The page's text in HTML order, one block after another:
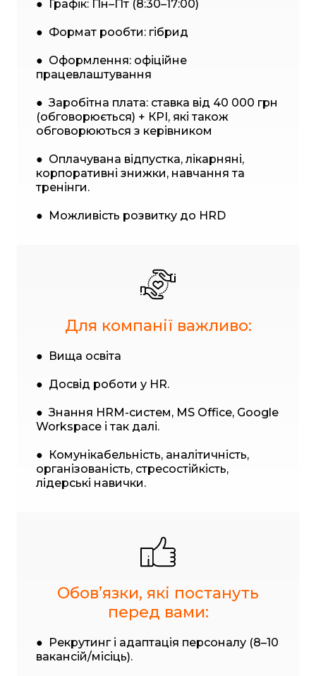
● Графік: Пн–Пт (8:30–17:00)
● Формат рообти: гібрид
● Оформлення: офіційне
працевлаштування
● Заробітна плата: ставка від 40 000 грн
(обговорюється) + КРІ, які також
обговорюються з керівником
● Оплачувана відпустка, лікарняні,
корпоративні знижки, навчання та
тренінги.
● Можливість розвитку до HRD
Для компанії важливо:
● Вища освіта
● Досвід роботи у HR.
● Знання HRM-систем, MS Office, Google
Workspace і так далі.
● Комунікабельність, аналітичність,
організованість, стресостійкість,
лідерські навички.
Обовʼязки, які постануть
перед вами:
● Рекрутинг і адаптація персоналу (8–10
вакансій/місіць).